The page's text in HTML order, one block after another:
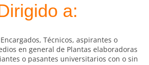
a:
Técnicos, aspirantes o
en general de Plantas elaboradoras
o pasantes universitarios con o sin